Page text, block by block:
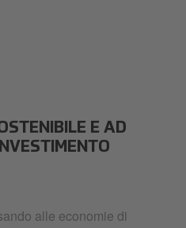
E AD
alle economie di